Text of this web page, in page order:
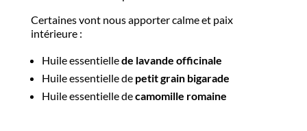
Certaines vont nous apporter calme et paix
intérieure :
Huile essentiellede lavande officinale
Huile essentielle depetit grain bigarade
Huile essentielle decamomille romaine